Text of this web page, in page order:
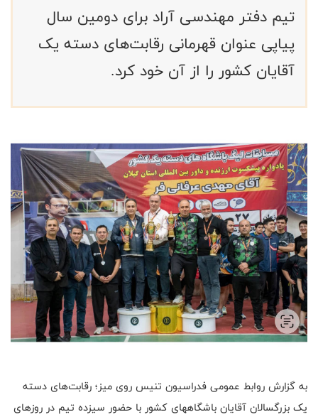
تیم دفتر مهندسی آراد برای دومین سال
پیاپی عنوان قهرمانی رقابت‌های دسته یک
آقایان کشور را از آن خود کرد.
به گزارش روابط عمومی فدراسیون تنیس روی میز؛ رقابت‌های دسته
یک بزرگسالان آقایان باشگاههای کشور با حضور سیزده تیم در روزهای